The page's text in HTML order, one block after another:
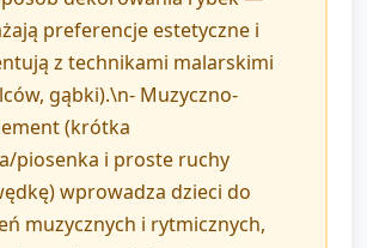
preferencje estetyczne i
z technikami malarskimi
gąbki).\n- Muzyczno-
(krótka
piosenka i proste ruchy
wprowadza dzieci do
muzycznych i rytmicznych,